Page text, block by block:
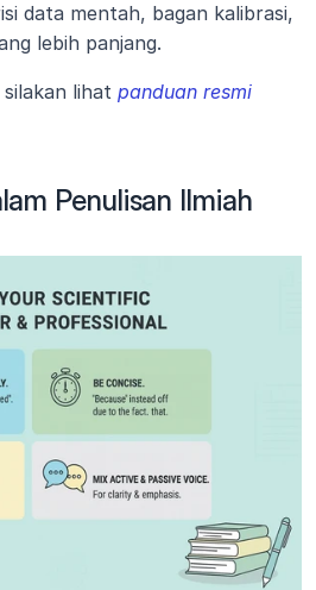
data mentah, bagan kalibrasi,
lebih panjang.
lihat panduan resmi
Penulisan Ilmiah